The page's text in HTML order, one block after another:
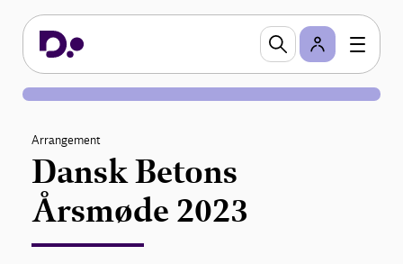
Arrangement
Dansk Betons
Årsmøde 2023